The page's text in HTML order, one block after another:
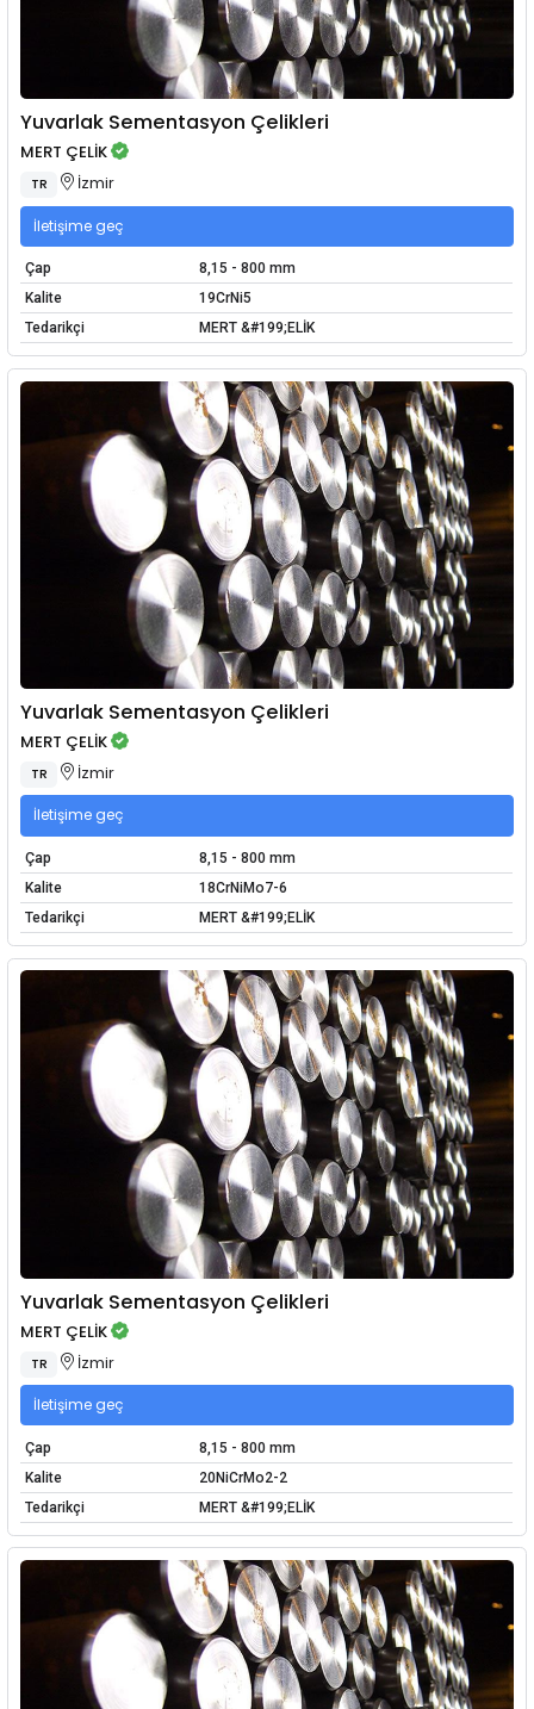
Yuvarlak Sementasyon Çelikleri
MERT ÇELİK
TR İzmir
İletişime geç
Çap
8,15 - 800 mm
Kalite
19CrNi5
Tedarikçi
MERT &#199;ELİK
Yuvarlak Sementasyon Çelikleri
MERT ÇELİK
TR İzmir
İletişime geç
Çap
8,15 - 800 mm
Kalite
18CrNiMo7-6
Tedarikçi
MERT &#199;ELİK
Yuvarlak Sementasyon Çelikleri
MERT ÇELİK
TR İzmir
İletişime geç
Çap
8,15 - 800 mm
Kalite
20NiCrMo2-2
Tedarikçi
MERT &#199;ELİK